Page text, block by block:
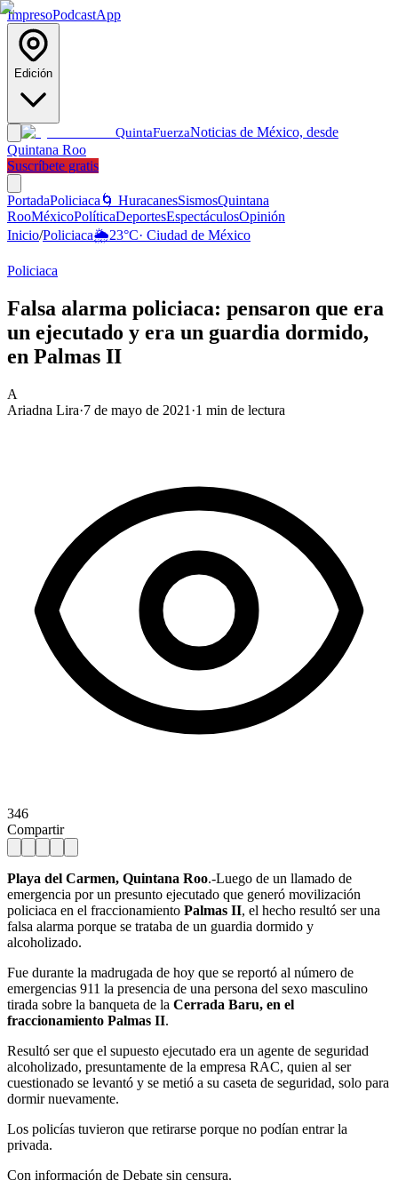
ImpresoPodcastApp
Edición
QuintaFuerzaNoticias de México, desde
Quintana Roo
Suscríbete gratis
PortadaPoliciaca 🌀 HuracanesSismosQuintana
RooMéxicoPolíticaDeportesEspectáculosOpinión
Inicio/Policiaca🌦️23°C· Ciudad de México
Policiaca
Falsa alarma policiaca: pensaron que era
un ejecutado y era un guardia dormido,
en Palmas II
A
Ariadna Lira·7 de mayo de 2021 ·1 min de lectura
346
Compartir
Playa del Carmen, Quintana Roo.-Luego de un llamado de
emergencia por un presunto ejecutado que generó movilización
policiaca en el fraccionamiento Palmas II, el hecho resultó ser una
falsa alarma porque se trataba de un guardia dormido y
alcoholizado.
Fue durante la madrugada de hoy que se reportó al número de
emergencias 911 la presencia de una persona del sexo masculino
tirada sobre la banqueta de la Cerrada Baru, en el
fraccionamiento Palmas II.
Resultó ser que el supuesto ejecutado era un agente de seguridad
alcoholizado, presuntamente de la empresa RAC, quien al ser
cuestionado se levantó y se metió a su caseta de seguridad, solo para
dormir nuevamente.
Los policías tuvieron que retirarse porque no podían entrar la
privada.
Con información de Debate sin censura.